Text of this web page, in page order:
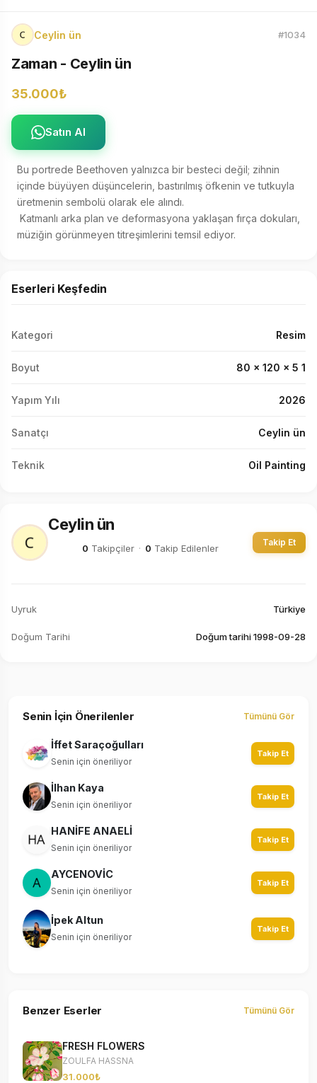
Ceylin ün #1034
Zaman - Ceylin ün
35.000₺
Satın Al
Bu portrede Beethoven yalnızca bir besteci değil; zihnin
içinde büyüyen düşüncelerin, bastırılmış öfkenin ve tutkuyla
üretmenin sembolü olarak ele alındı.
müziğin görünmeyen titreşimlerini temsil ediyor.
Eserleri Keşfedin
Kategori Resim
Boyut 80 x 120 x 5 1
Yapım Yılı 2026
Sanatçı Ceylin ün
Teknik Oil Painting
Ceylin ün
0 Takipçiler · 0 Takip Edilenler
Takip Et
Uyruk Türkiye
Doğum Tarihi Doğum tarihi 1998-09-28
Senin İçin Önerilenler Tümünü Gör
İffet Saraçoğulları
Senin için öneriliyor
Takip Et
İlhan Kaya
Senin için öneriliyor
Takip Et
HANİFE ANAELİ
Senin için öneriliyor
Takip Et
AYCENOVİC
Senin için öneriliyor
Takip Et
İpek Altun
Senin için öneriliyor
Takip Et
Benzer Eserler Tümünü Gör
FRESH FLOWERS
ZOULFA HASSNA
31.000₺